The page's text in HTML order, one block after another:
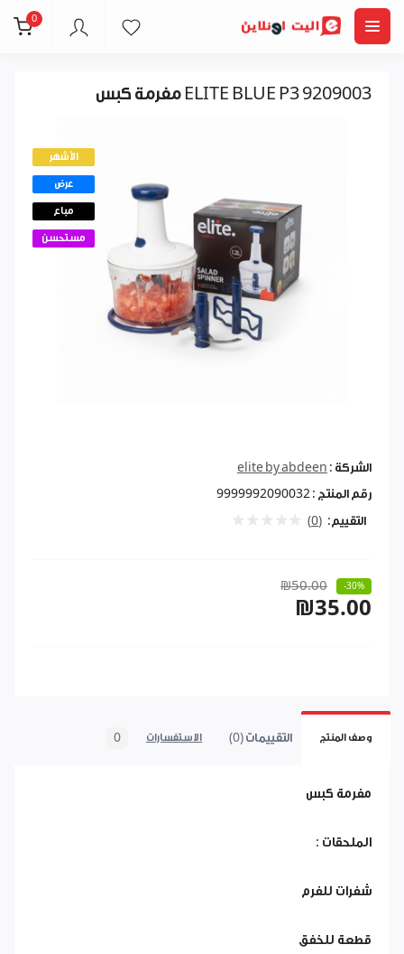
0
مفرمة كبس ELITE BLUE P3 9209003
الأشهر
عرض
مباع
مستحسن
الشركة : elite by abdeen
رقم المنتج : 9999992090032
التقييم: (0)
₪50.00 -30%
₪35.00
وصف المنتج التقييمات (0) الاستفسارات 0
مفرمة كبس
الملحقات :
شفرات للفرم
قطعة للخفق